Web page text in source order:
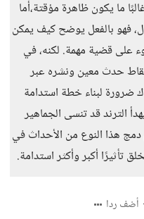
ما يكون ظاهرة مؤقتة،أما
فهو بالفعل يوضح كيف يمكن
على قضية مهمة. لكنه، في
حدث معين ونشره عبر
ضرورة لبناء خطة استدامة
الترند قد تنسى الجماهير
دمج هذا النوع من الأحداث في
تأثيرًا أكبر وأكثر استدامة.
أضف ردا